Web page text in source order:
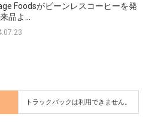
Foodsがビーンレスコーヒーを発
品よ...
トラックバックは利用できません。